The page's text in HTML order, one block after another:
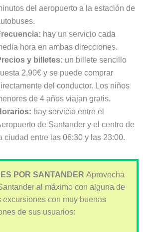
del aeropuerto a la estación de
hay un servicio cada
hora en ambas direcciones.
y billetes: un billete sencillo
2,90€ y se puede comprar
del conductor. Los niños
de 4 años viajan gratis.
hay servicio entre el
de Santander y el centro de
ciudad entre las 06:30 y las 23:00.
POR SANTANDER Aprovecha
al máximo con alguna de
excursiones con muy buenas
de sus usuarios: